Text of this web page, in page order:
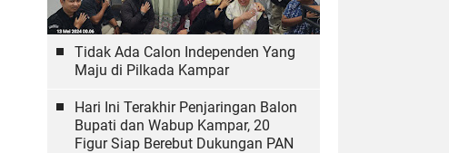
Tidak Ada Calon Independen Yang
Maju di Pilkada Kampar
Hari Ini Terakhir Penjaringan Balon
Bupati dan Wabup Kampar, 20
Figur Siap Berebut Dukungan PAN